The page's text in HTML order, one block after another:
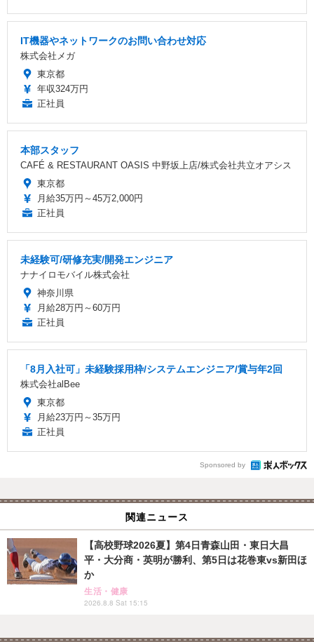
IT機器やネットワークのお問い合わせ対応
株式会社メガ
東京都
年収324万円
正社員
本部スタッフ
CAFÉ & RESTAURANT OASIS 中野坂上店/株式会社共立オアシス
東京都
月給35万円～45万2,000円
正社員
未経験可/研修充実/開発エンジニア
ナナイロモバイル株式会社
神奈川県
月給28万円～60万円
正社員
「8月入社可」未経験採用枠/システムエンジニア/賞与年2回
株式会社alBee
東京都
月給23万円～35万円
正社員
Sponsored by
関連ニュース
【高校野球2026夏】第4日青森山田・東日大昌
平・大分商・英明が勝利、第5日は花巻東vs新田ほ
か
生活・健康
2026.8.8 Sat 15:15